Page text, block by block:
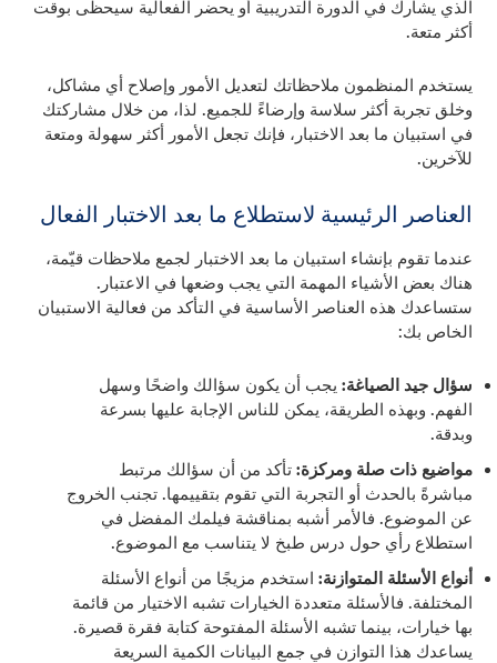
الذي يشارك في الدورة التدريبية أو يحضر الفعالية سيحظى بوقت
أكثر متعة.
يستخدم المنظمون ملاحظاتك لتعديل الأمور وإصلاح أي مشاكل،
وخلق تجربة أكثر سلاسة وإرضاءً للجميع. لذا، من خلال مشاركتك
في استبيان ما بعد الاختبار، فإنك تجعل الأمور أكثر سهولة ومتعة
للآخرين.
العناصر الرئيسية لاستطلاع ما بعد الاختبار الفعال
عندما تقوم بإنشاء استبيان ما بعد الاختبار لجمع ملاحظات قيّمة،
هناك بعض الأشياء المهمة التي يجب وضعها في الاعتبار.
ستساعدك هذه العناصر الأساسية في التأكد من فعالية الاستبيان
الخاص بك:
سؤال جيد الصياغة: يجب أن يكون سؤالك واضحًا وسهل
الفهم. وبهذه الطريقة، يمكن للناس الإجابة عليها بسرعة
وبدقة.
مواضيع ذات صلة ومركزة:تأكد من أن سؤالك مرتبط
مباشرةً بالحدث أو التجربة التي تقوم بتقييمها. تجنب الخروج
عن الموضوع. فالأمر أشبه بمناقشة فيلمك المفضل في
استطلاع رأي حول درس طبخ لا يتناسب مع الموضوع.
أنواع الأسئلة المتوازنة: استخدم مزيجًا من أنواع الأسئلة
المختلفة. فالأسئلة متعددة الخيارات تشبه الاختيار من قائمة
بها خيارات، بينما تشبه الأسئلة المفتوحة كتابة فقرة قصيرة.
يساعدك هذا التوازن في جمع البيانات الكمية السريعة